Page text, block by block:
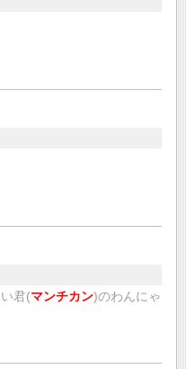
君(マンチカン)のわんにゃ